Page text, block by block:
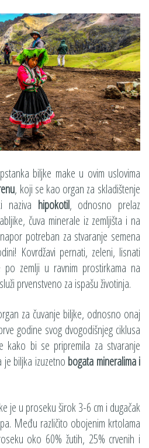
biljke make u ovim uslovima
, koji se kao organ za skladištenje
naziva hipokotil, odnosno prelaz
čuva minerale iz zemljišta i na
potreban za stvaranje semena
Kovrdžavi pernati, zeleni, lisnati
zemlji u ravnim prostirkama na
prvenstveno za ispašu životinja.
za čuvanje biljke, odnosno onaj
godine svog dvogodišnjeg ciklusa
kako bi se pripremila za stvaranje
biljka izuzetno bogata mineralima i
je u proseku širok 3-6 cm i dugačak
Među različito obojenim krtolama
oko 60% žutih, 25% crvenih i